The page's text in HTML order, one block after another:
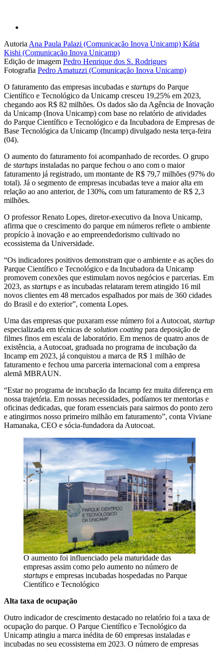
Autoria Ana Paula Palazi (Comunicação Inova Unicamp) Kátia
Kishi (Comunicação Inova Unicamp)
Edição de imagem Pedro Henrique dos S. Rodrigues
Fotografia Pedro Amatuzzi (Comunicação Inova Unicamp)
O faturamento das empresas incubadas e startups do Parque
Científico e Tecnológico da Unicamp cresceu 19,25% em 2023,
chegando aos R$ 82 milhões. Os dados são da Agência de Inovação
da Unicamp (Inova Unicamp) com base no relatório de atividades
do Parque Científico e Tecnológico e da Incubadora de Empresas de
Base Tecnológica da Unicamp (Incamp) divulgado nesta terça-feira
(04).
O aumento do faturamento foi acompanhado de recordes. O grupo
de startups instaladas no parque fechou o ano com o maior
faturamento já registrado, um montante de R$ 79,7 milhões (97% do
total). Já o segmento de empresas incubadas teve a maior alta em
relação ao ano anterior, de 130%, com um faturamento de R$ 2,3
milhões.
O professor Renato Lopes, diretor-executivo da Inova Unicamp,
afirma que o crescimento do parque em números reflete o ambiente
propício à inovação e ao empreendedorismo cultivado no
ecossistema da Universidade.
“Os indicadores positivos demonstram que o ambiente e as ações do
Parque Científico e Tecnológico e da Incubadora da Unicamp
promovem conexões que estimulam novos negócios e parcerias. Em
2023, as startups e as incubadas relataram terem atingido 16 mil
novos clientes em 48 mercados espalhados por mais de 360 cidades
do Brasil e do exterior”, comenta Lopes.
Uma das empresas que puxaram esse número foi a Autocoat, startup
especializada em técnicas de solution coating para deposição de
filmes finos em escala de laboratório. Em menos de quatro anos de
existência, a Autocoat, graduada no programa de incubação da
Incamp em 2023, já conquistou a marca de R$ 1 milhão de
faturamento e fechou uma parceria internacional com a empresa
alemã MBRAUN.
“Estar no programa de incubação da Incamp fez muita diferença em
nossa trajetória. Em nossas necessidades, podíamos ter mentorias e
oficinas dedicadas, que foram essenciais para sairmos do ponto zero
e atingirmos nosso primeiro milhão em faturamento”, conta Viviane
Hamanaka, CEO e sócia-fundadora da Autocoat.
O aumento foi influenciado pela maturidade das
empresas assim como pelo aumento no número de
startups e empresas incubadas hospedadas no Parque
Científico e Tecnológico
Alta taxa de ocupação
Outro indicador de crescimento destacado no relatório foi a taxa de
ocupação do parque. O Parque Científico e Tecnológico da
Unicamp atingiu a marca inédita de 60 empresas instaladas e
incubadas no seu ecossistema em 2023. O número de empresas